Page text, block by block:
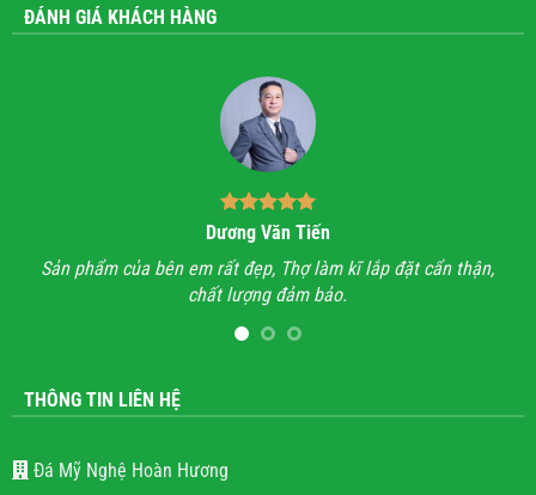
ĐÁNH GIÁ KHÁCH HÀNG
Bùi Quốc Trung
Anh đã đi xem rất nhiều những công trình lăng mộ đá, hầu
hết mọi công trình không thấy sự sắc sảo, tinh tế, họ chỉ làm
lượng.